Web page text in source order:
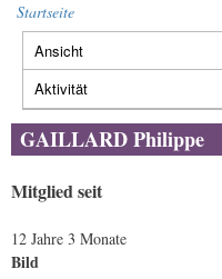
Pfadnavigation
Startseite
Primäre
Reiter
Ansicht
Reiter)
Aktivität
GAILLARD Philippe
Mitglied seit
12 Jahre 3 Monate
Bild